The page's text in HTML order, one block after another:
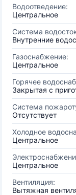
Водоотведение:
Центральное
Система
Внутренние
Газоснабжение:
Центральное
Горячее
Закрытая с
Система
Отсутствует
Холодное
Центральное
Центральное
Вентиляция:
Вытяжная